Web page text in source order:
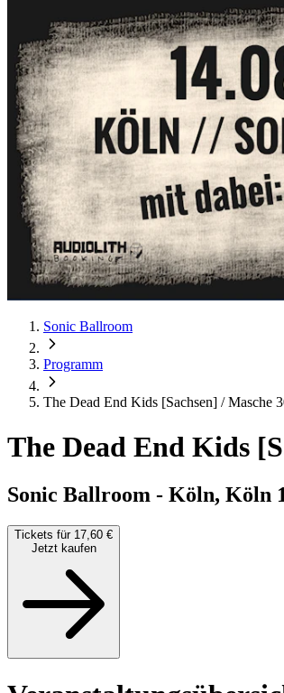
Sonic Ballroom
Programm
The Dead End Kids [Sachsen] / Masche
The Dead End Kids
Sonic Ballroom - Köln, Köln
Tickets für 17,60 €
Jetzt kaufen